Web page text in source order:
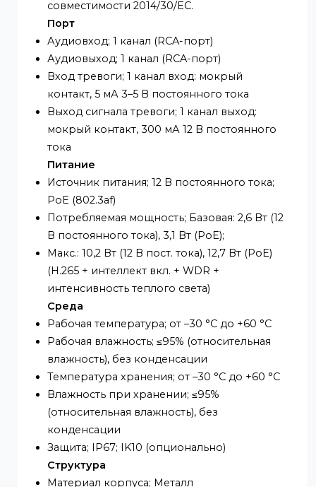
Пользователь/Хост; 6 (общая пропускная
способность: 36 М)
Хранилище; FTP; SFTP; Карта Micro SD
(поддержка макс. 256 ГБ)
Браузер; IE, Хром, Firefox
Программное обеспечение для
управления; Smart PSS Lite; DSS; DMSS;
DoLynk Care
Мобильный Клиент; iOS;Android
Кибербезопасность; Шифрование видео;
Шифрование конфигурации; Дайджест;
WSSE; Блокировка учетной записи;
Журналы безопасности; Фильтрация
IP/MAC; Генерация и импорт сертификации
X.509; syslog; HTTPS; 802.1x; Надежная
загрузка; Надежное выполнение;
Надежное обновление
Сертификация
Сертификаты; CE-LVD: EN62368-1; CE-EMC:
Директива по электромагнитной
совместимости 2014/30/ЕС.
Порт
Аудиовход; 1 канал (RCA-порт)
Аудиовыход; 1 канал (RCA-порт)
Вход тревоги; 1 канал вход: мокрый